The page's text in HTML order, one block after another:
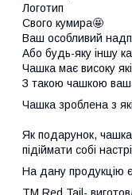
Логотип
Свого кумира🤩
Ваш особливий
Або будь-яку іншу
Чашка має високу
З такою чашкою
Чашка зроблена з
Як подарунок, чашка
підіймати собі
На дану продукцію
ТМ Red Tail-